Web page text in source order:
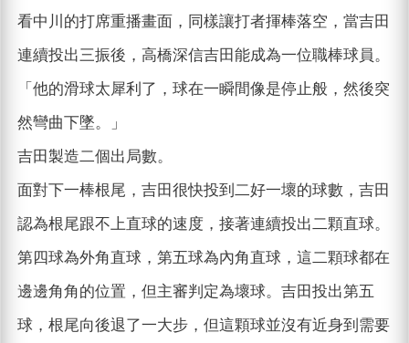
看中川的打席重播畫面，同樣讓打者揮棒落空，當吉田
連續投出三振後，高橋深信吉田能成為一位職棒球員。
「他的滑球太犀利了，球在一瞬間像是停止般，然後突
然彎曲下墜。」
吉田製造二個出局數。
面對下一棒根尾，吉田很快投到二好一壞的球數，吉田
認為根尾跟不上直球的速度，接著連續投出二顆直球。
第四球為外角直球，第五球為內角直球，這二顆球都在
邊邊角角的位置，但主審判定為壞球。吉田投出第五
球，根尾向後退了一大步，但這顆球並沒有近身到需要